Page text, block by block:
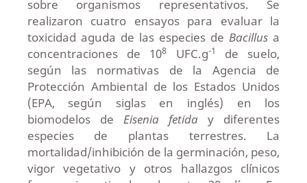
sobre organismos representativos. Se
realizaron cuatro ensayos para evaluar la
toxicidad aguda de las especies de Bacillus a
concentraciones de 108 UFC.g-1
de suelo,
según las normativas de la Agencia de
Protección Ambiental de los Estados Unidos
(EPA, según siglas en inglés) en los
biomodelos de Eisenia fetiday diferentes
especies de plantas terrestres. La
mortalidad/inhibición de la germinación, peso,
vigor vegetativo y otros hallazgos clínicos